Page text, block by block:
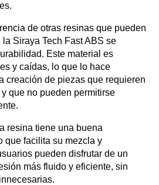
de otras resinas que pueden
Siraya Tech Fast ABS se
Este material es
y caídas, lo que lo hace
creación de piezas que requieren
que no pueden permitirse
resina tiene una buena
que facilita su mezcla y
pueden disfrutar de un
más fluido y eficiente, sin